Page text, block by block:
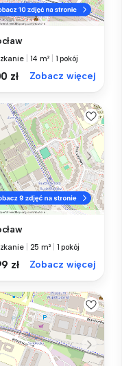
14 m² 1 pokój
zł Zobacz więcej
25 m² 1 pokój
zł Zobacz więcej